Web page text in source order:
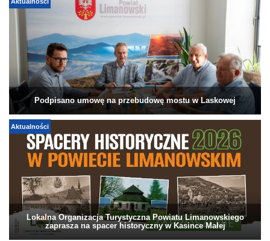
Aktualności
Podpisano umowę na przebudowę mostu w Laskowej
Aktualności
Lokalna Organizacja Turystyczna Powiatu Limanowskiego
zaprasza na spacer historyczny w Kasince Małej